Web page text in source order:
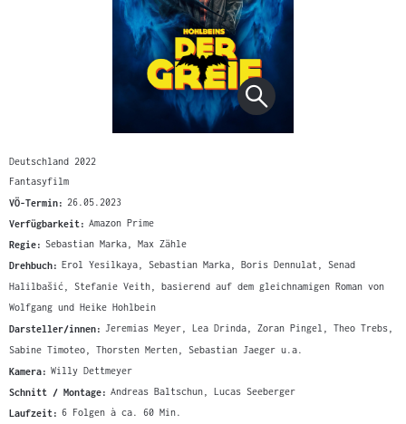
Deutschland 2022
Fantasyfilm
VÖ-Termin: 26.05.2023
Verfügbarkeit: Amazon Prime
Regie: Sebastian Marka, Max Zähle
Drehbuch: Erol Yesilkaya, Sebastian Marka, Boris Dennulat, Senad
Halilbašić, Stefanie Veith, basierend auf dem gleichnamigen Roman von
Wolfgang und Heike Hohlbein
Darsteller/innen: Jeremias Meyer, Lea Drinda, Zoran Pingel, Theo Trebs,
Sabine Timoteo, Thorsten Merten, Sebastian Jaeger u.a.
Kamera: Willy Dettmeyer
Schnitt / Montage: Andreas Baltschun, Lucas Seeberger
Laufzeit: 6 Folgen à ca. 60 Min.